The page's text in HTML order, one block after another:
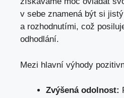
v sebe znamená být si
a rozhodnutími, což
odhodlání.
Mezi hlavní výhody
Zvýšená odolnost: